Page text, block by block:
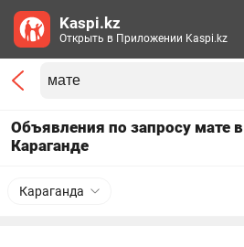
Объявления по запросу мате в
Караганде
Караганда
Kaspi.kz
Открыть в Приложении Kaspi.kz